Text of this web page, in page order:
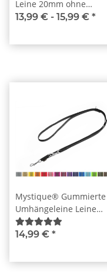
Leine 20mm ohne
Handschlaufe
13,99 € - 15,99 € *
Mystique® Gummierte
Umhängeleine Leine
12mm Standard
Karabiner
14,99 € *